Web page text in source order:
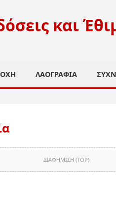
και
ΛΑΟΓΡΑΦΊΑ
ΔΙΑΦΗΜΙΣΗ (TOP)